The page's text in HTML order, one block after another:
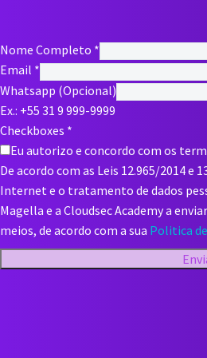
Nome Completo *
Email *
Whatsapp (Opcional)
Ex.: +55 31 9 999-9999
Checkboxes *
Eu autorizo e concordo com os
De acordo com as Leis 12.965/2014 e
Internet e o tratamento de dados
Magella e a Cloudsec Academy a
meios, de acordo com a sua Politica